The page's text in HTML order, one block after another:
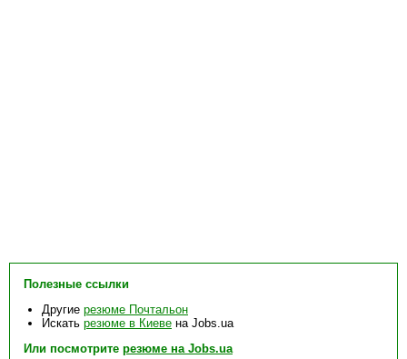
Полезные ссылки
Другие резюме Почтальон
Искать резюме в Киеве на Jobs.ua
Или посмотрите резюме на Jobs.ua